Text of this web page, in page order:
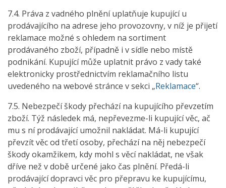
7.4. Práva z vadného plnění uplatňuje kupující u
prodávajícího na adrese jeho provozovny, v níž je přijetí
reklamace možné s ohledem na sortiment
prodávaného zboží, případně i v sídle nebo místě
podnikání. Kupující může uplatnit právo z vady také
elektronicky prostřednictvím reklamačního listu
uvedeného na webové stránce v sekci „Reklamace“.
7.5. Nebezpečí škody přechází na kupujícího převzetím
zboží. Týž následek má, nepřevezme-li kupující věc, ač
mu s ní prodávající umožnil nakládat. Má-li kupující
převzít věc od třetí osoby, přechází na něj nebezpečí
škody okamžikem, kdy mohl s věcí nakládat, ne však
dříve než v době určené jako čas plnění. Předá-li
prodávající dopravci věc pro přepravu ke kupujícímu,